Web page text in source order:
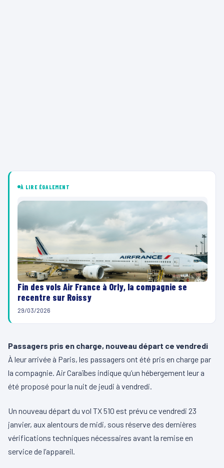
À LIRE ÉGALEMENT
Fin des vols Air France à Orly, la compagnie se
recentre sur Roissy
29/03/2026
Passagers pris en charge, nouveau départ ce vendredi
À leur arrivée à Paris, les passagers ont été pris en charge par
la compagnie. Air Caraïbes indique qu’un hébergement leur a
été proposé pour la nuit de jeudi à vendredi.
Un nouveau départ du vol TX 510 est prévu ce vendredi 23
janvier, aux alentours de midi, sous réserve des dernières
vérifications techniques nécessaires avant la remise en
service de l’appareil.